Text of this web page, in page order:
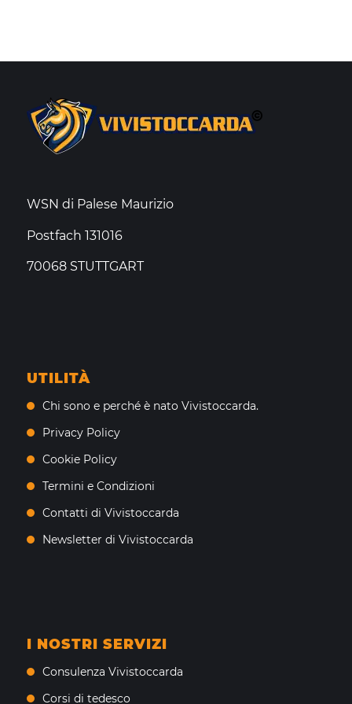
WSN di Palese Maurizio
Postfach 131016
70068 STUTTGART
UTILITÀ
Chi sono e perché è nato Vivistoccarda.
Privacy Policy
Cookie Policy
Termini e Condizioni
Contatti di Vivistoccarda
Newsletter di Vivistoccarda
I NOSTRI SERVIZI
Consulenza Vivistoccarda
Corsi di tedesco